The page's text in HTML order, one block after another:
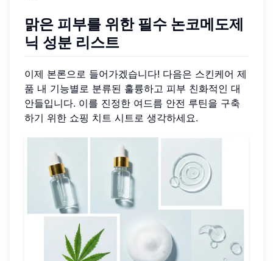
맑은 피부를 위한 필수 논코메도제
닉 성분 리스트
이제 본론으로 들어가겠습니다! 다음은 스킨케어 제
품 내 기능별로 분류된 훌륭하고 피부 친화적인 대
안들입니다. 이를 진정한 여드름 안전 루틴을 구축
하기 위한 쇼핑 치트 시트로 생각하세요.